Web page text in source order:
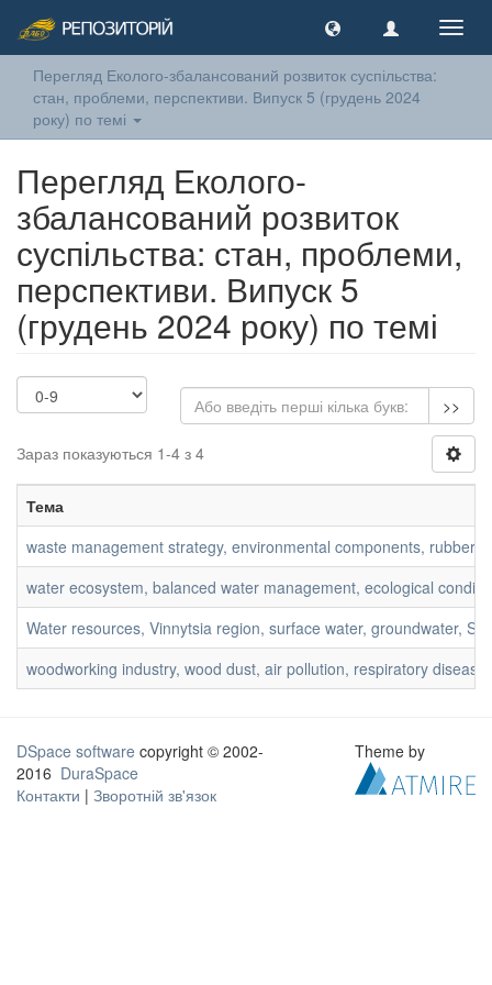
Перегляд Еколого-збалансований розвиток суспільства:
стан, проблеми, перспективи. Випуск 5 (грудень 2024
року) по темі
Перегляд Еколого-
збалансований розвиток
суспільства: стан, проблеми,
перспективи. Випуск 5
(грудень 2024 року) по темі
>>
Зараз показуються 1-4 з 4
Тема
waste management strategy, environmental components, rubber
water ecosystem, balanced water management, ecological
Water resources, Vinnytsia region, surface water, groundwater,
woodworking industry, wood dust, air pollution, respiratory
DSpace software copyright © 2002-
2016 DuraSpace
Контакти | Зворотній зв'язок
Theme by